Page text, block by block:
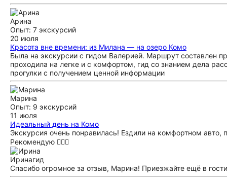
Арина
Опыт: 7 экскурсий
20 июля
Красота вне времени: из Милана — на озеро Комо
Была на экскурсии с гидом Валерией. Маршрут составлен
проходила на легке и с комфортом, гид со знанием дела
прогулки с получением ценной информации
Марина
Опыт: 9 экскурсий
11 июля
Идеальный день на Комо
Экскурсия очень понравилась! Ездили на комфортном
Рекомендую 👍🏻🌸
Иринагид
Спасибо огромное за отзыв, Марина! Приезжайте ещё в